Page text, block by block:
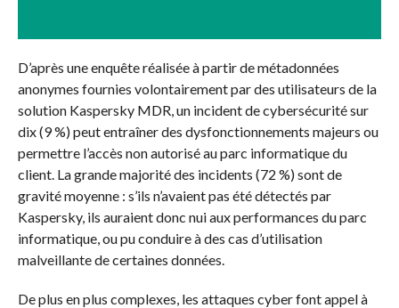
D’après une enquête réalisée à partir de métadonnées
anonymes fournies volontairement par des utilisateurs de la
solution Kaspersky MDR, un incident de cybersécurité sur
dix (9 %) peut entraîner des dysfonctionnements majeurs ou
permettre l’accès non autorisé au parc informatique du
client. La grande majorité des incidents (72 %) sont de
gravité moyenne : s’ils n’avaient pas été détectés par
Kaspersky, ils auraient donc nui aux performances du parc
informatique, ou pu conduire à des cas d’utilisation
malveillante de certaines données.
De plus en plus complexes, les attaques cyber font appel à